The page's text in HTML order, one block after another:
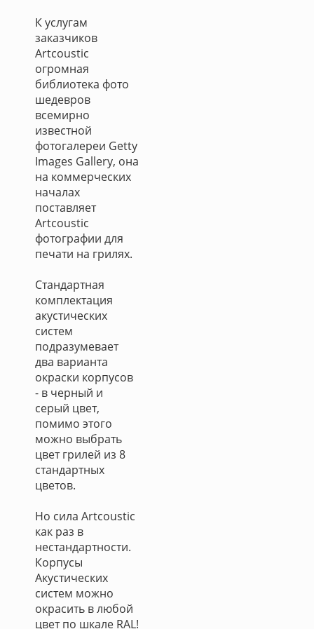
К услугам
заказчиков
Artcoustic
огромная
библиотека фото
шедевров
всемирно
известной
фотогалереи Getty
Images Gallery, она
на коммерческих
началах
поставляет
Artcoustic
фотографии для
печати на грилях.
Стандартная
комплектация
акустических
систем
подразумевает
два варианта
окраски корпусов
- в черный и
серый цвет,
помимо этого
можно выбрать
цвет грилей из 8
стандартных
цветов.
Но сила Artcoustic
как раз в
нестандартности.
Корпусы
Акустических
систем можно
окрасить в любой
цвет по шкале RAL!